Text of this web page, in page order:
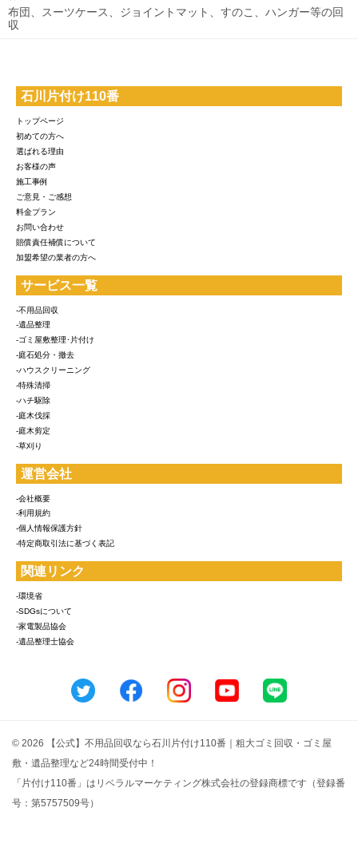
布団、スーツケース、ジョイントマット、すのこ、ハンガー等の回
収
石川片付け110番
トップページ
初めての方へ
選ばれる理由
お客様の声
施工事例
ご意見・ご感想
料金プラン
お問い合わせ
賠償責任補償について
加盟希望の業者の方へ
サービス一覧
-不用品回収
-遺品整理
-ゴミ屋敷整理･片付け
-庭石処分・撤去
-ハウスクリーニング
-特殊清掃
-ハチ駆除
-庭木伐採
-庭木剪定
-草刈り
運営会社
-会社概要
-利用規約
-個人情報保護方針
-特定商取引法に基づく表記
関連リンク
-環境省
-SDGsについて
-家電製品協会
-遺品整理士協会
© 2026 【公式】不用品回収なら石川片付け110番｜粗大ゴミ回収・ゴミ屋
敷・遺品整理など24時間受付中！
「片付け110番」はリベラルマーケティング株式会社の登録商標です（登録番
号：第5757509号）